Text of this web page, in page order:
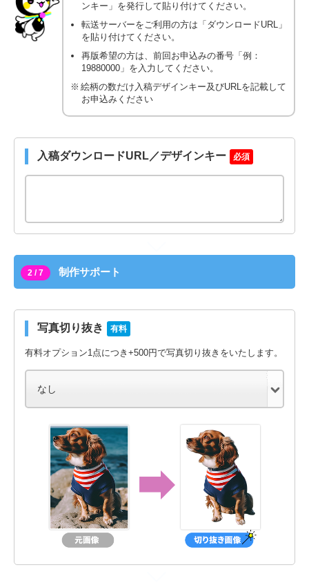
ンキー」を発行して貼り付けてください。
転送サーバーをご利用の方は「ダウンロードURL」
を貼り付けてください。
再版希望の方は、前回お申込みの番号「例：
19880000」を入力してください。
絵柄の数だけ入稿デザインキー及びURLを記載して
お申込みください
入稿ダウンロードURL／デザインキー 必須
2 / 7 制作サポート
写真切り抜き 有料
有料オプション1点につき+500円で写真切り抜きをいたします。